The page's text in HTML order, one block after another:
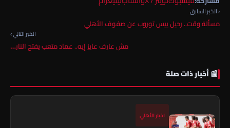
‹ الخبر السابق
مسألة وقت.. رحيل ييس توروب عن صفوف الأهلي
الخبر التالي ›
مش عارف عايز إيه.. عماد متعب يفتح النار…
📰 أخبار ذات صلة
اخبار الأهلي